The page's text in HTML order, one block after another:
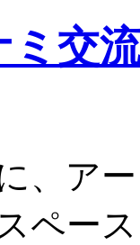
、ア
ペー